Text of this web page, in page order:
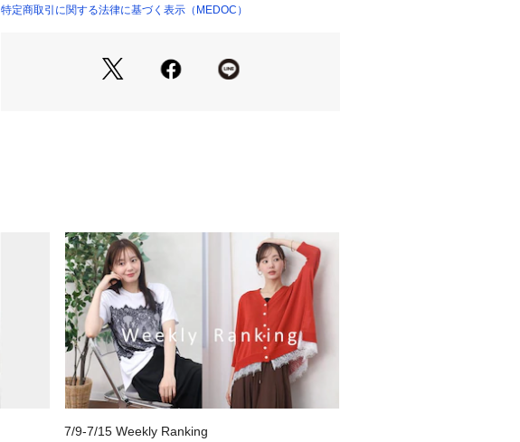
し、すっきりとしたスタイルに。
・デイリーからお出かけまで、幅広いシーンで活躍する
9号（cm）
ポケット | あり
074114806 （ショップ）
特定商取引に関する法律に基づく表示（MEDOC）
7/9-7/15 Weekly Ranking